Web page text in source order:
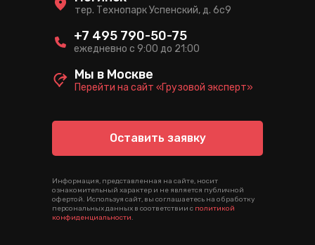
Оставить заявку
Информация, представленная на сайте, носит
ознакомительный характер и не является публичной
офертой. Используя сайт, вы соглашаетесь на обработку
персональных данных в соответствии с политикой
конфиденциальности.
тер. Технопарк Успенский, д. 6c9
ежедневно с 9:00 до 21:00
+7 495 790-50-75
Перейти на сайт «Грузовой эксперт»
Мы в Москве